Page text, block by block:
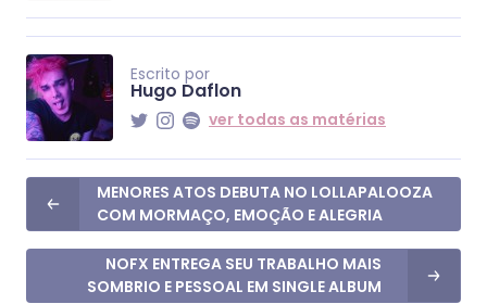
Escrito por
Hugo Daflon
ver todas as matérias
MENORES ATOS DEBUTA NO LOLLAPALOOZA
COM MORMAÇO, EMOÇÃO E ALEGRIA
NOFX ENTREGA SEU TRABALHO MAIS
SOMBRIO E PESSOAL EM SINGLE ALBUM